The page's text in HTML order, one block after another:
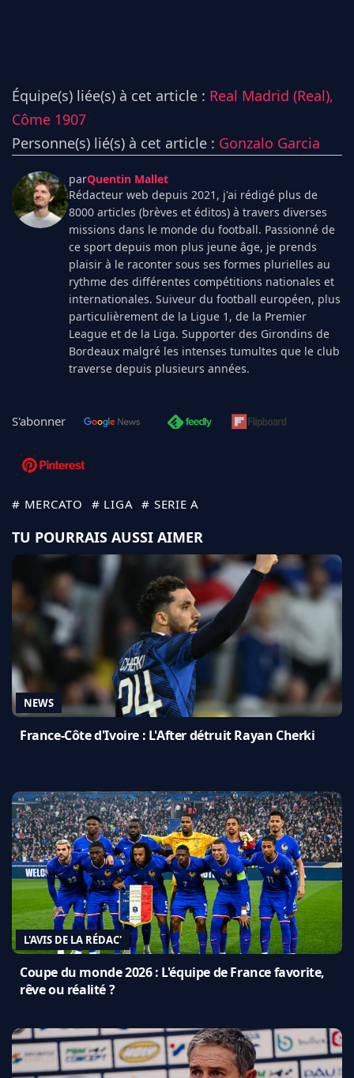
Équipe(s) liée(s) à cet article : Real Madrid (Real),
Côme 1907
Personne(s) lié(s) à cet article : Gonzalo Garcia
parQuentin Mallet
Rédacteur web depuis 2021, j'ai rédigé plus de
8000 articles (brèves et éditos) à travers diverses
missions dans le monde du football. Passionné de
ce sport depuis mon plus jeune âge, je prends
plaisir à le raconter sous ses formes plurielles au
rythme des différentes compétitions nationales et
internationales. Suiveur du football européen, plus
particulièrement de la Ligue 1, de la Premier
League et de la Liga. Supporter des Girondins de
Bordeaux malgré les intenses tumultes que le club
traverse depuis plusieurs années.
S'abonner
# MERCATO # LIGA # SERIE A
TU POURRAIS AUSSI AIMER
NEWS
France-Côte d'Ivoire : L'After détruit Rayan Cherki
L'AVIS DE LA RÉDAC'
Coupe du monde 2026 : L'équipe de France favorite,
rêve ou réalité ?